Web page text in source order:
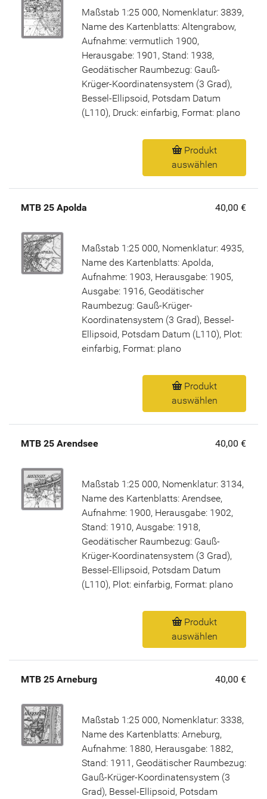
Maßstab 1:25 000, Nomenklatur: 3839,
Name des Kartenblatts: Altengrabow,
Aufnahme: vermutlich 1900,
Herausgabe: 1901, Stand: 1938,
Geodätischer Raumbezug: Gauß-
Krüger-Koordinatensystem (3 Grad),
Bessel-Ellipsoid, Potsdam Datum
(L110), Druck: einfarbig, Format: plano
Produkt
auswählen
MTB 25 Apolda 40,00 €
Maßstab 1:25 000, Nomenklatur: 4935,
Name des Kartenblatts: Apolda,
Aufnahme: 1903, Herausgabe: 1905,
Ausgabe: 1916, Geodätischer
Raumbezug: Gauß-Krüger-
Koordinatensystem (3 Grad), Bessel-
Ellipsoid, Potsdam Datum (L110), Plot:
einfarbig, Format: plano
Produkt
auswählen
MTB 25 Arendsee 40,00 €
Maßstab 1:25 000, Nomenklatur: 3134,
Name des Kartenblatts: Arendsee,
Aufnahme: 1900, Herausgabe: 1902,
Stand: 1910, Ausgabe: 1918,
Geodätischer Raumbezug: Gauß-
Krüger-Koordinatensystem (3 Grad),
Bessel-Ellipsoid, Potsdam Datum
(L110), Plot: einfarbig, Format: plano
Produkt
auswählen
MTB 25 Arneburg 40,00 €
Maßstab 1:25 000, Nomenklatur: 3338,
Name des Kartenblatts: Arneburg,
Aufnahme: 1880, Herausgabe: 1882,
Stand: 1911, Geodätischer Raumbezug:
Gauß-Krüger-Koordinatensystem (3
Grad), Bessel-Ellipsoid, Potsdam